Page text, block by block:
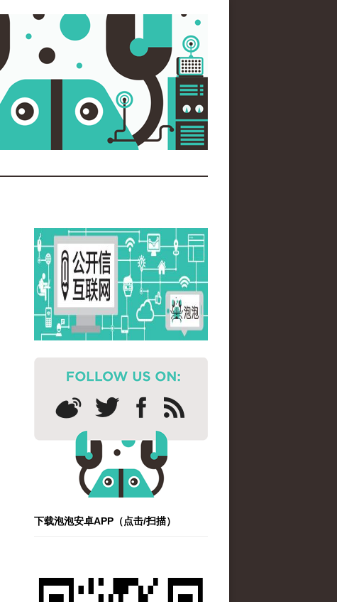
下载泡泡安卓APP（点击/扫描）